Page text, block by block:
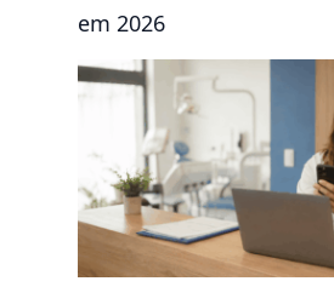
em 2026